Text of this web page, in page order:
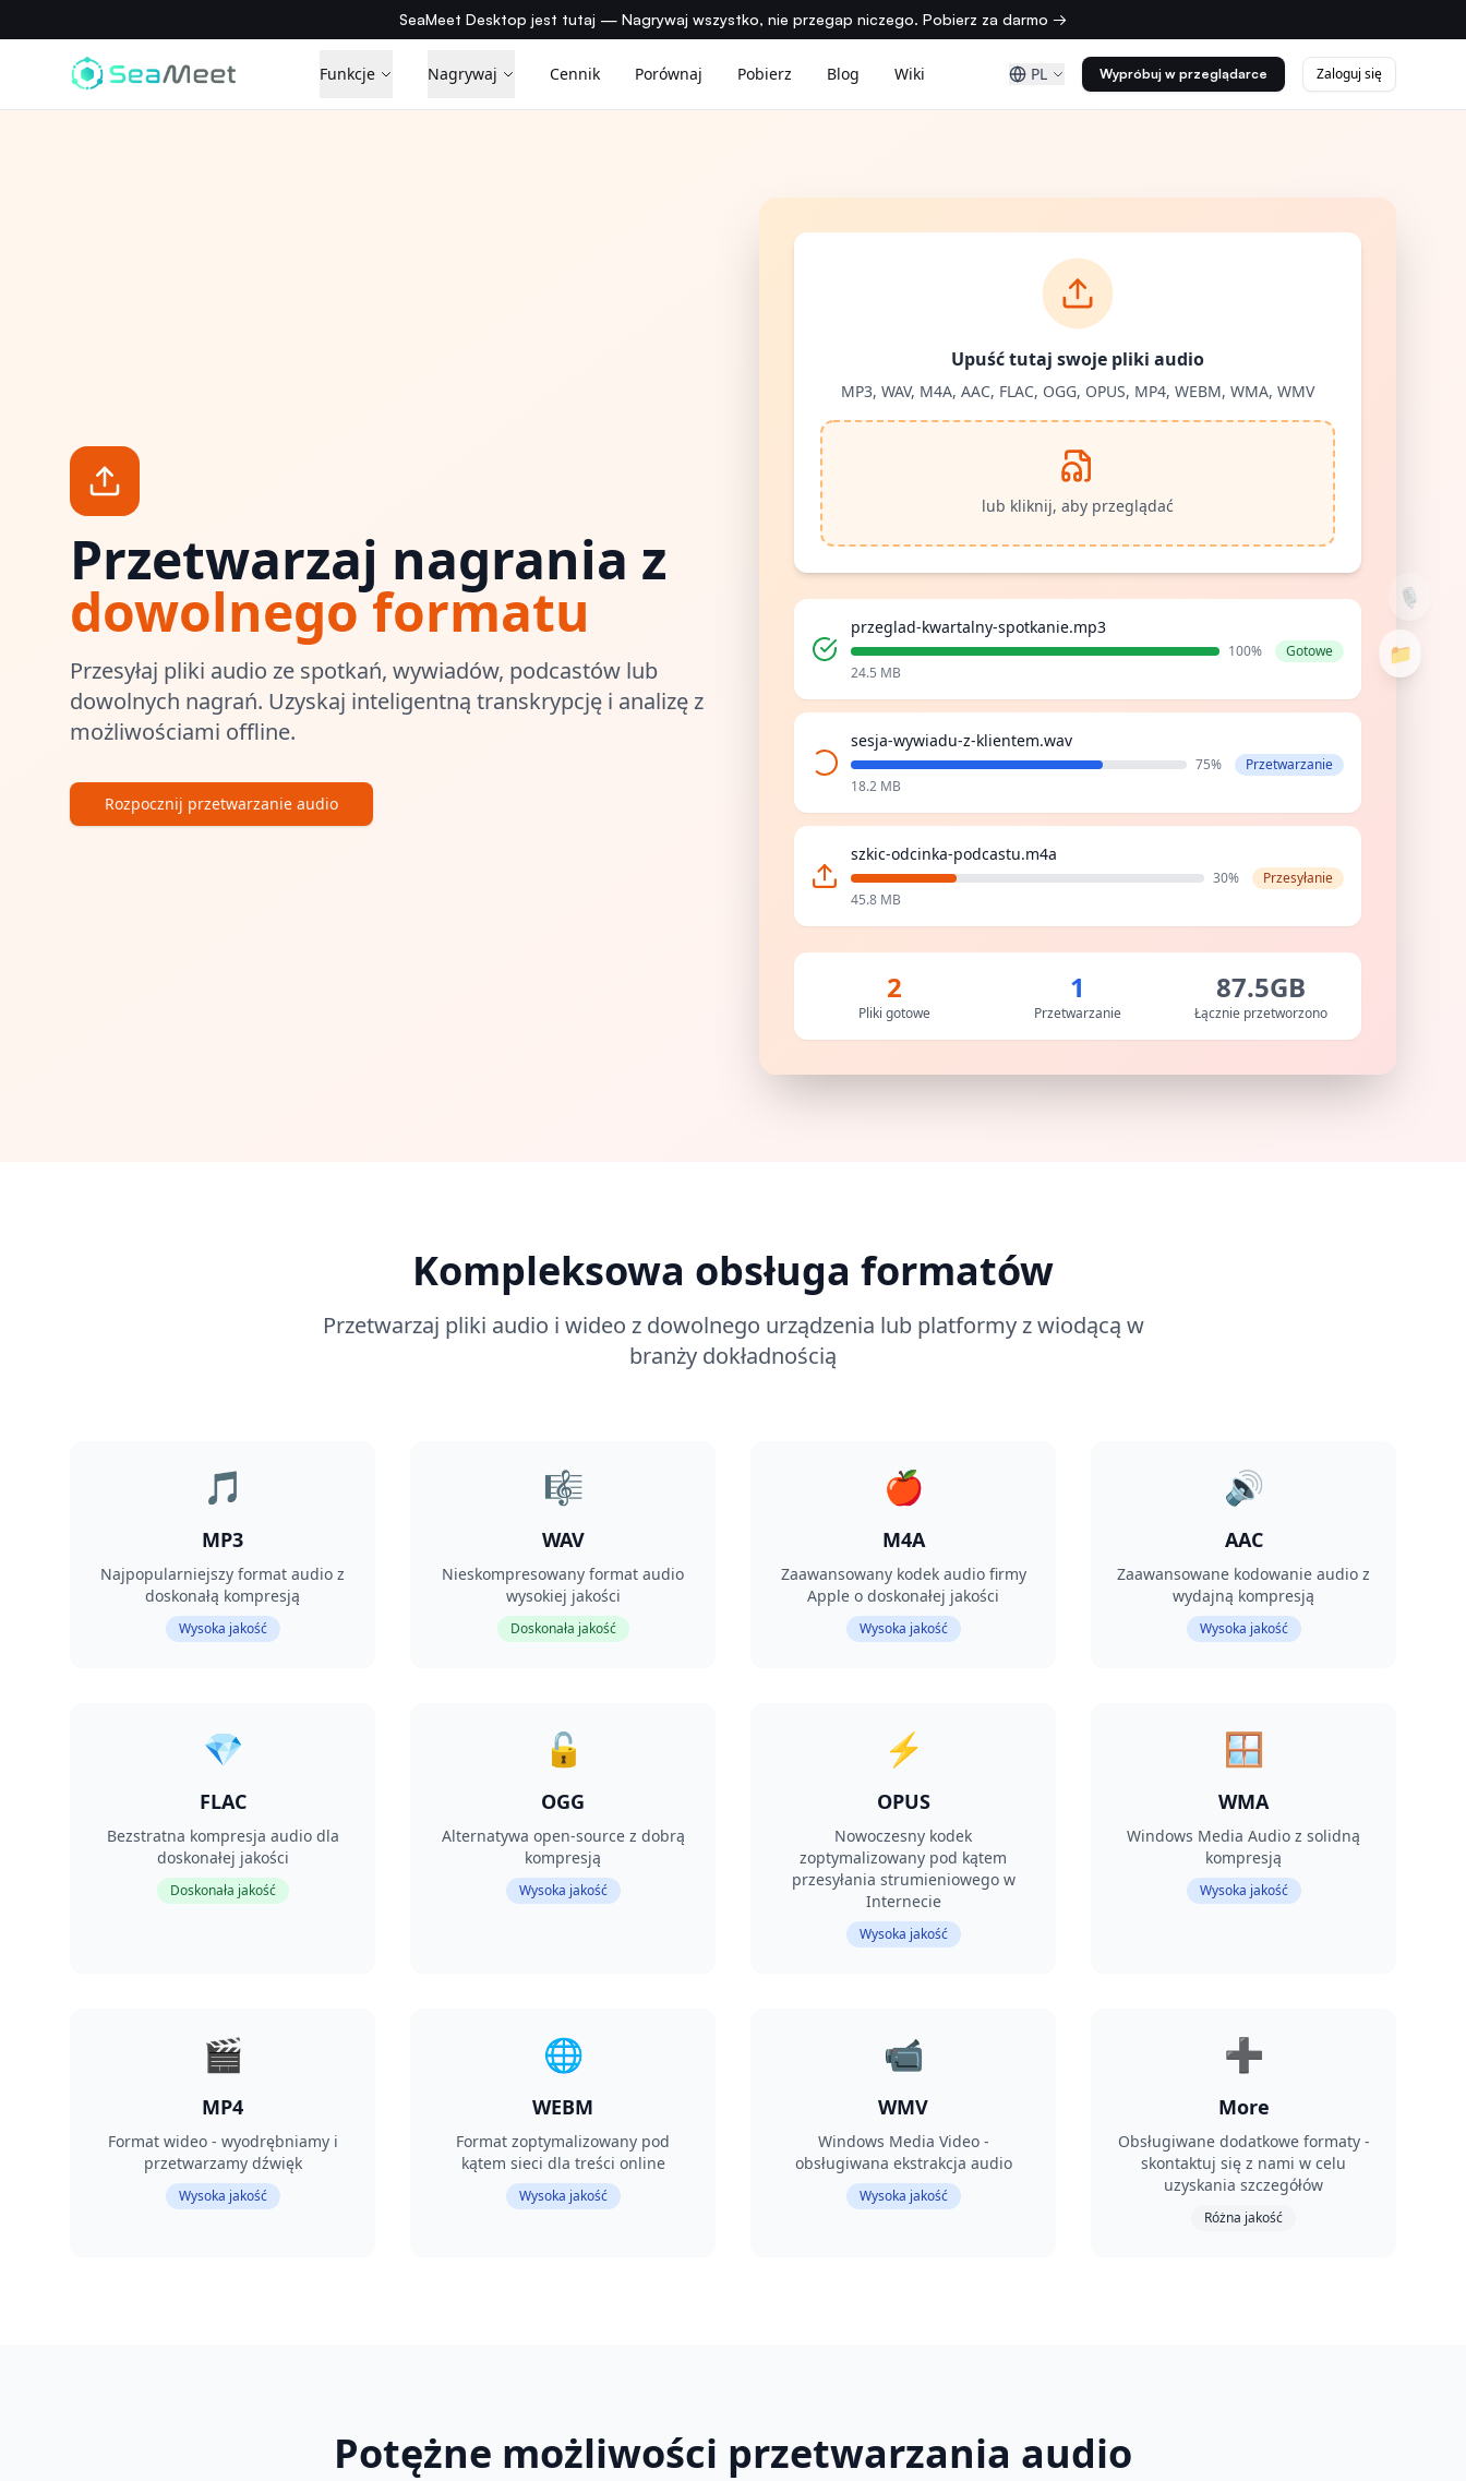
SeaMeet Desktop jest tutaj — Nagrywaj wszystko, nie przegap niczego. Pobierz za darmo →
Funkcje Nagrywaj Cennik Porównaj Pobierz Blog Wiki PL Wypróbuj w przeglądarce Zaloguj się
Przetwarzaj nagrania z
dowolnego formatu
Przesyłaj pliki audio ze spotkań, wywiadów, podcastów lub
dowolnych nagrań. Uzyskaj inteligentną transkrypcję i analizę z
możliwościami offline.
Rozpocznij przetwarzanie audio
Upuść tutaj swoje pliki audio
MP3, WAV, M4A, AAC, FLAC, OGG, OPUS, MP4, WEBM, WMA, WMV
lub kliknij, aby przeglądać
przeglad-kwartalny-spotkanie.mp3
100%
24.5 MB
Gotowe
sesja-wywiadu-z-klientem.wav
75%
18.2 MB
Przetwarzanie
szkic-odcinka-podcastu.m4a
30%
45.8 MB
Przesyłanie
2
Pliki gotowe
1
Przetwarzanie
87.5GB
Łącznie przetworzono
Kompleksowa obsługa formatów
Przetwarzaj pliki audio i wideo z dowolnego urządzenia lub platformy z wiodącą w
branży dokładnością
🎵
MP3
Najpopularniejszy format audio z
doskonałą kompresją
Wysoka jakość
🎼
WAV
Nieskompresowany format audio
wysokiej jakości
Doskonała jakość
🍎
M4A
Zaawansowany kodek audio firmy
Apple o doskonałej jakości
Wysoka jakość
🔊
AAC
Zaawansowane kodowanie audio z
wydajną kompresją
Wysoka jakość
💎
FLAC
Bezstratna kompresja audio dla
doskonałej jakości
Doskonała jakość
🔓
OGG
Alternatywa open-source z dobrą
kompresją
Wysoka jakość
⚡
OPUS
Nowoczesny kodek
zoptymalizowany pod kątem
przesyłania strumieniowego w
Internecie
Wysoka jakość
🪟
WMA
Windows Media Audio z solidną
kompresją
Wysoka jakość
🎬
MP4
Format wideo - wyodrębniamy i
przetwarzamy dźwięk
Wysoka jakość
🌐
WEBM
Format zoptymalizowany pod
kątem sieci dla treści online
Wysoka jakość
📹
WMV
Windows Media Video -
obsługiwana ekstrakcja audio
Wysoka jakość
➕
More
Obsługiwane dodatkowe formaty -
skontaktuj się z nami w celu
uzyskania szczegółów
Różna jakość
Potężne możliwości przetwarzania audio